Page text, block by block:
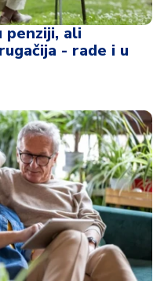
penziji, ali
- rade i u